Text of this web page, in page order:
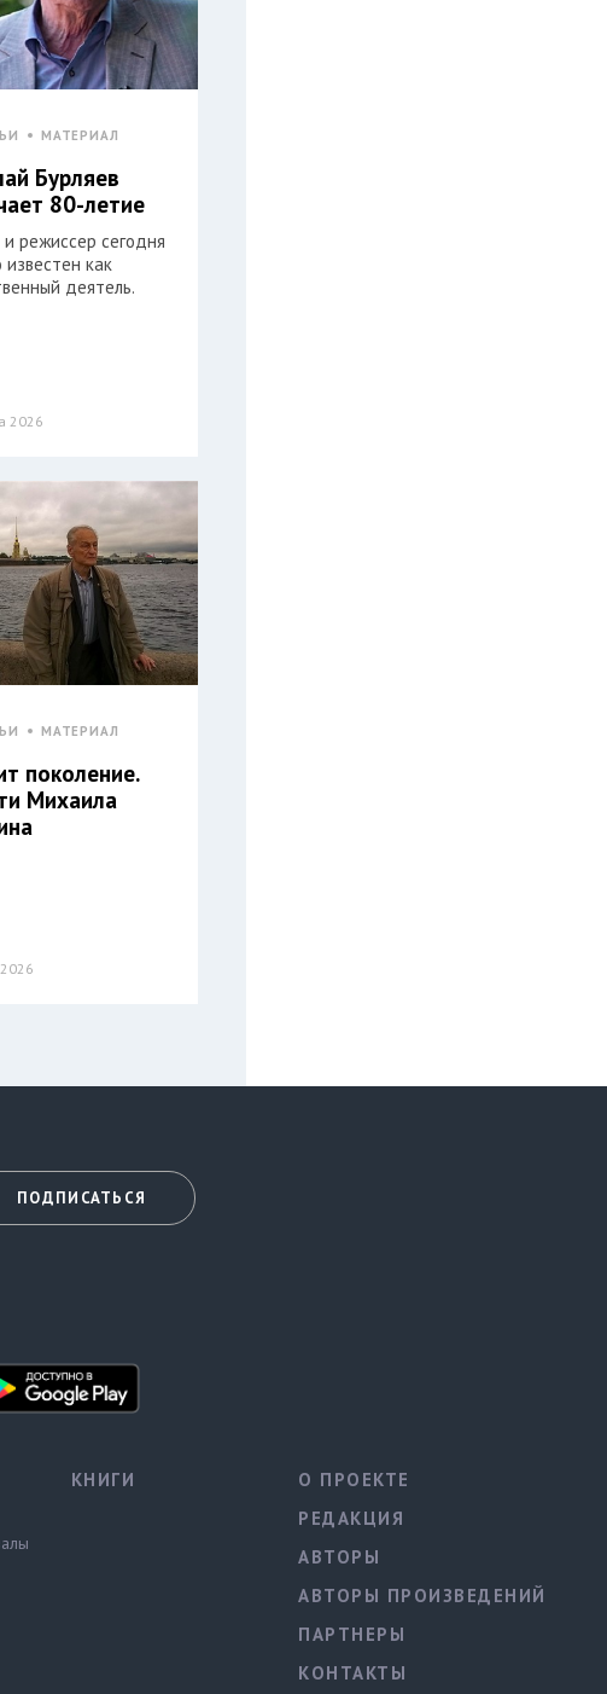
МАТЕРИАЛ
Бурляев
80-летие
режиссер сегодня
как
деятель.
2026
МАТЕРИАЛ
поколение.
Михаила
ПОДПИСАТЬСЯ
КНИГИ
О ПРОЕКТЕ
РЕДАКЦИЯ
АВТОРЫ
АВТОРЫ ПРОИЗВЕДЕНИЙ
ПАРТНЕРЫ
КОНТАКТЫ